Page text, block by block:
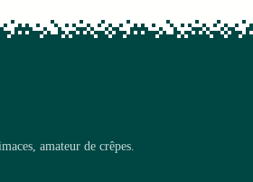
amateur de crêpes.